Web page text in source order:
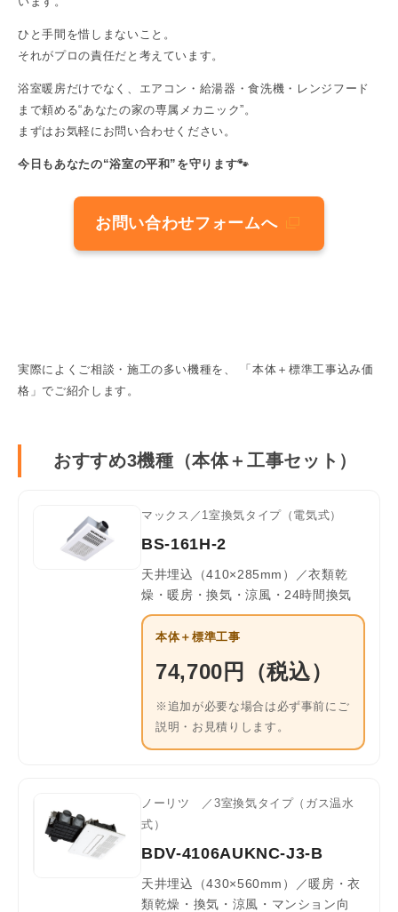
ひと手間を惜しまないこと。
それがプロの責任だと考えています。
浴室暖房だけでなく、エアコン・給湯器・食洗機・レンジフード
まで頼める“あなたの家の専属メカニック”。
まずはお気軽にお問い合わせください。
今日もあなたの“浴室の平和”を守ります🐾
お問い合わせフォームへ
実際によくご相談・施工の多い機種を、 「本体＋標準工事込み価
格」でご紹介します。
おすすめ3機種（本体＋工事セット）
マックス／1室換気タイプ（電気式）
BS-161H-2
天井埋込（410×285mm）／衣類乾
燥・暖房・換気・涼風・24時間換気
本体＋標準工事
74,700円（税込）
※追加が必要な場合は必ず事前にご
説明・お見積りします。
ノーリツ ／3室換気タイプ（ガス温水
式）
BDV-4106AUKNC-J3-B
天井埋込（430×560mm）／暖房・衣
類乾燥・換気・涼風・マンション向